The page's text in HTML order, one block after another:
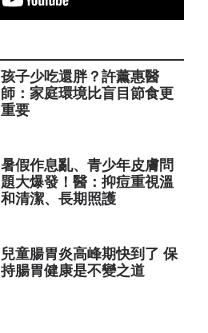
孩子少吃還胖？許薰惠醫
師：家庭環境比盲目節食更
重要
暑假作息亂、青少年皮膚問
題大爆發！醫：抑痘重視溫
和清潔、長期照護
兒童腸胃炎高峰期快到了 保
持腸胃健康是不變之道